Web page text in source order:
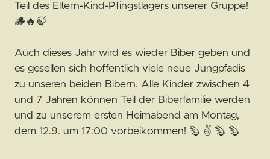
Teil des Eltern-Kind-Pfingstlagers unserer Gruppe!
🪵🔥🍃
Auch dieses Jahr wird es wieder Biber geben und
es gesellen sich hoffentlich viele neue Jungpfadis
zu unseren beiden Bibern. Alle Kinder zwischen 4
und 7 Jahren können Teil der Biberfamilie werden
und zu unserem ersten Heimabend am Montag,
dem 12.9. um 17:00 vorbeikommen! 🦫 ✌️ 🦫 🦫